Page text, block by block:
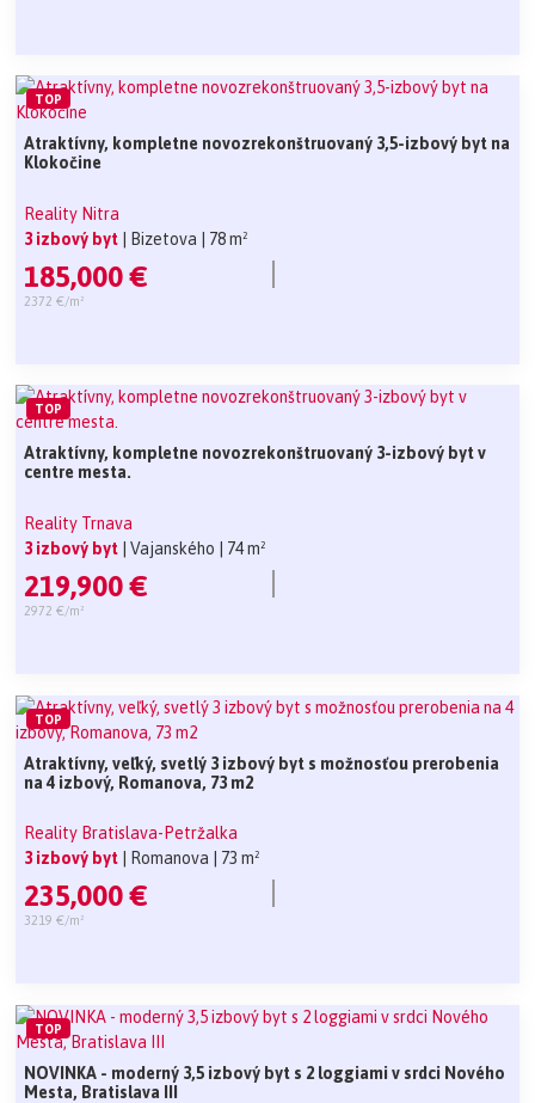
Atraktívny, kompletne novozrekonštruovaný 3,5-izbový byt na
Klokočine
Reality Nitra
3 izbový byt | Bizetova | 78 m²
185,000 €
2372 €/m²
TOP
Atraktívny, kompletne novozrekonštruovaný 3-izbový byt v
centre mesta.
Reality Trnava
3 izbový byt
| Vajanského | 74 m²
219,900 €
2972 €/m²
TOP
Atraktívny, veľký, svetlý 3 izbový byt s možnosťou prerobenia
na 4 izbový, Romanova, 73 m2
Reality Bratislava-Petržalka
3 izbový byt
| Romanova | 73 m²
235,000 €
3219 €/m²
TOP
NOVINKA - moderný 3,5 izbový byt s 2 loggiami v srdci Nového
Mesta, Bratislava III
TOP